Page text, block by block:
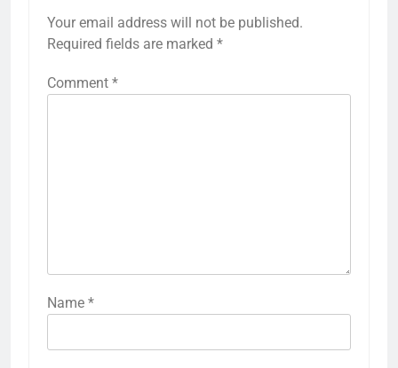
Your email address will not be published.
Required fields are marked *
Comment *
Name *